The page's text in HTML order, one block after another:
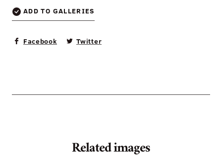
ADD TO GALLERIES
Facebook Twitter
Related images